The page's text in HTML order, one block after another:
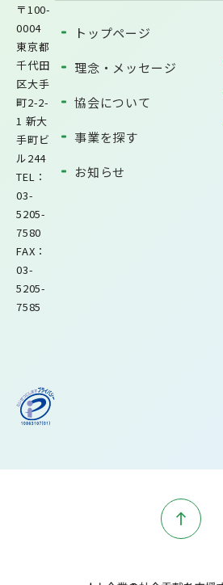
〒100-
0004
東京都
千代田
区大手
町2-2-
1 新大
手町ビ
ル244
TEL：
03-
5205-
7580
FAX：
03-
5205-
7585
トップページ
理念・メッセージ
協会について
事業を探す
お知らせ